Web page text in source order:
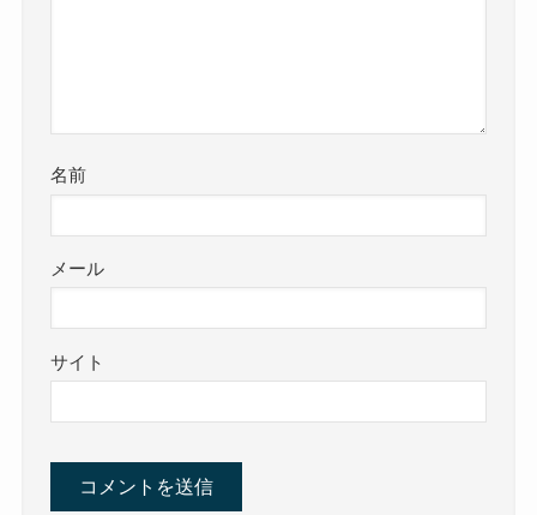
名前
メール
サイト